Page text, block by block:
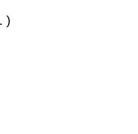
)